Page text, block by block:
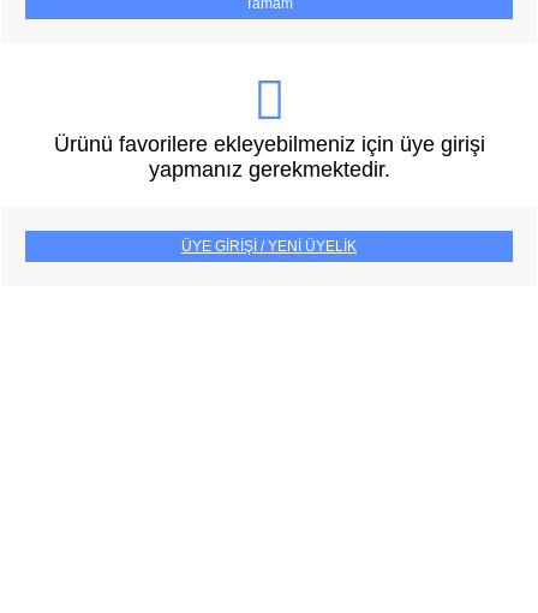
Ürünü favorilere ekleyebilmeniz için üye girişi
yapmanız gerekmektedir.
ÜYE GİRİŞİ / YENİ ÜYELİK